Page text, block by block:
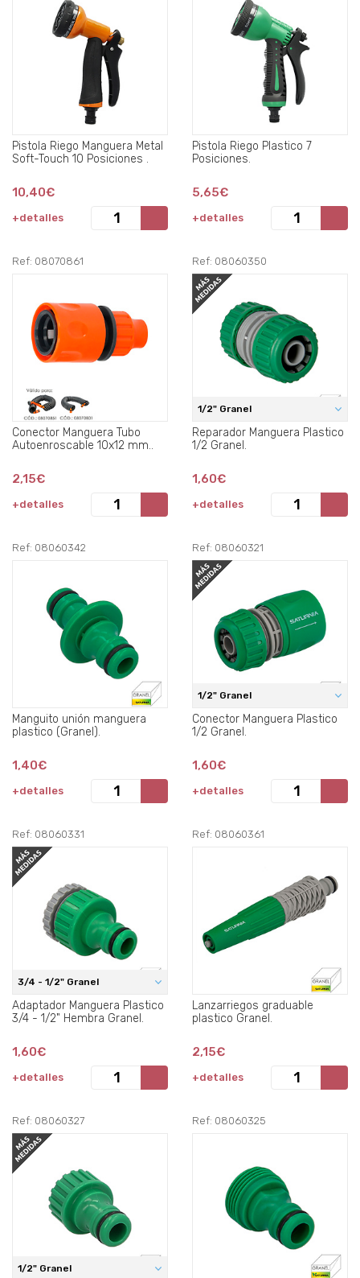
Pistola Riego Manguera Metal
Soft-Touch 10 Posiciones .
10,40€
+detalles
Pistola Riego Plastico 7
Posiciones.
5,65€
+detalles
Ref: 08070861
Conector Manguera Tubo
Autoenroscable 10x12 mm..
2,15€
+detalles
Ref: 08060350
1/2" Granel
Reparador Manguera Plastico
1/2 Granel.
1,60€
+detalles
Ref: 08060342
Manguito unión manguera
plastico (Granel).
1,40€
+detalles
Ref: 08060321
1/2" Granel
Conector Manguera Plastico
1/2 Granel.
1,60€
+detalles
Ref: 08060331
3/4 - 1/2" Granel
Adaptador Manguera Plastico
3/4 - 1/2" Hembra Granel.
1,60€
+detalles
Ref: 08060361
Lanzarriegos graduable
plastico Granel.
2,15€
+detalles
Ref: 08060327
1/2" Granel
Ref: 08060325